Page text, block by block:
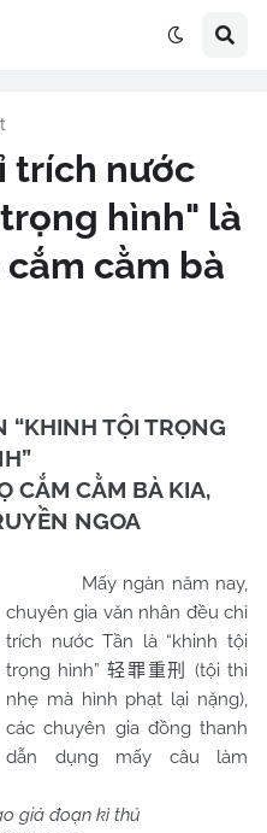
trích nước
hình" là
cằm bà
“KHINH TỘI TRỌNG
CẮM CẰM BÀ KIA,
NGOA
Mấy ngàn năm nay,
chuyên gia văn nhân đều chỉ
trích nước Tần là “khinh tội
trọng hình” 轻罪重刑
(tội thì
nhẹ mà hình phạt lại nặng),
các chuyên gia đồng thanh
dẫn dụng mấy câu làm
giả đoạn kì thủ